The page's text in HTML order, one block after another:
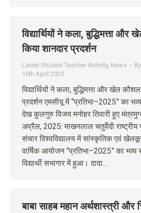
विद्यार्थियों ने कला, बुद्धिमत्ता
किया शानदार प्रदर्शन
Latest Student Teacher Activity, News By
15th April 2025
विद्यार्थियों ने कला, बुद्धिमत्ता और खेल
प्रदर्शन एमसीयू में “प्रतिभा–2025” का
देख कुलगुरु विजय मनोहर तिवारी हुए
अप्रैल, 2025: माखनलाल चतुर्वेदी राष्ट्रीय
संचार विश्वविद्यालय में सांस्कृतिक एवं
वार्षिक आयोजन “प्रतिभा–2025” का
विद्यार्थी सभागार में हुआ। दादा…
बाबा साहब महान अर्थशास्त्री